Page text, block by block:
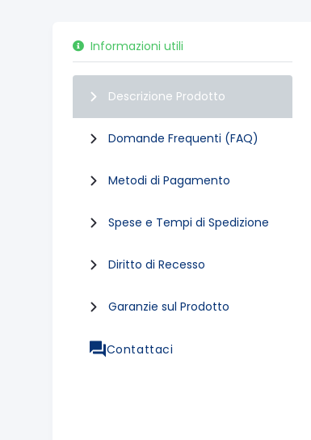
Informazioni utili
Descrizione Prodotto
Domande Frequenti (FAQ)
Metodi di Pagamento
Spese e Tempi di Spedizione
Diritto di Recesso
Garanzie sul Prodotto
Contattaci